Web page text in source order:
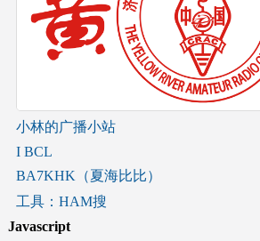
小林的广播小站
I BCL
BA7KHK（夏海比比）
工具：HAM搜
Javascript